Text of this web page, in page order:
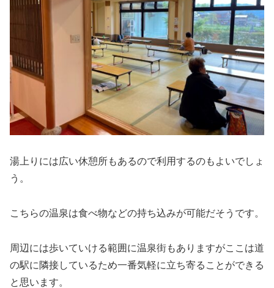
湯上りには広い休憩所もあるので利用するのもよいでしょ
う。
こちらの温泉は食べ物などの持ち込みが可能だそうです。
周辺には歩いていける範囲に温泉街もありますがここは道
の駅に隣接しているため一番気軽に立ち寄ることができる
と思います。